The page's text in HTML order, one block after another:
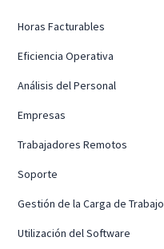
Horas Facturables
Eficiencia Operativa
Análisis del Personal
Empresas
Trabajadores Remotos
Soporte
Gestión de la Carga de Trabajo
Utilización del Software